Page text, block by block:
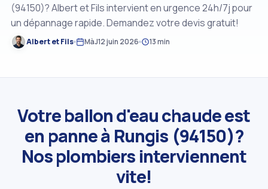
(94150)? Albert et Fils intervient en urgence 24h/7j pour
un dépannage rapide. Demandez votre devis gratuit!
Albert et Fils MàJ12 juin 2026 13 min
Votre ballon d'eau chaude est
en panne à Rungis (94150)?
Nos plombiers interviennent
vite!